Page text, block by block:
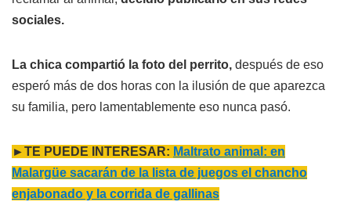
sociales.
La chica compartió la foto del perrito, después de eso
esperó más de dos horas con la ilusión de que aparezca
su familia, pero lamentablemente eso nunca pasó.
►TE PUEDE INTERESAR: Maltrato animal: en
Malargüe sacarán de la lista de juegos el chancho
enjabonado y la corrida de gallinas